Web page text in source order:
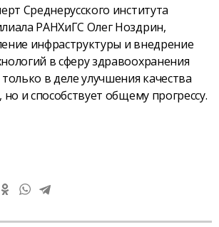
Среднерусского института
РАНХиГС Олег Ноздрин,
инфраструктуры и внедрение
в сферу здравоохранения
в деле улучшения качества
и способствует общему прогрессу.